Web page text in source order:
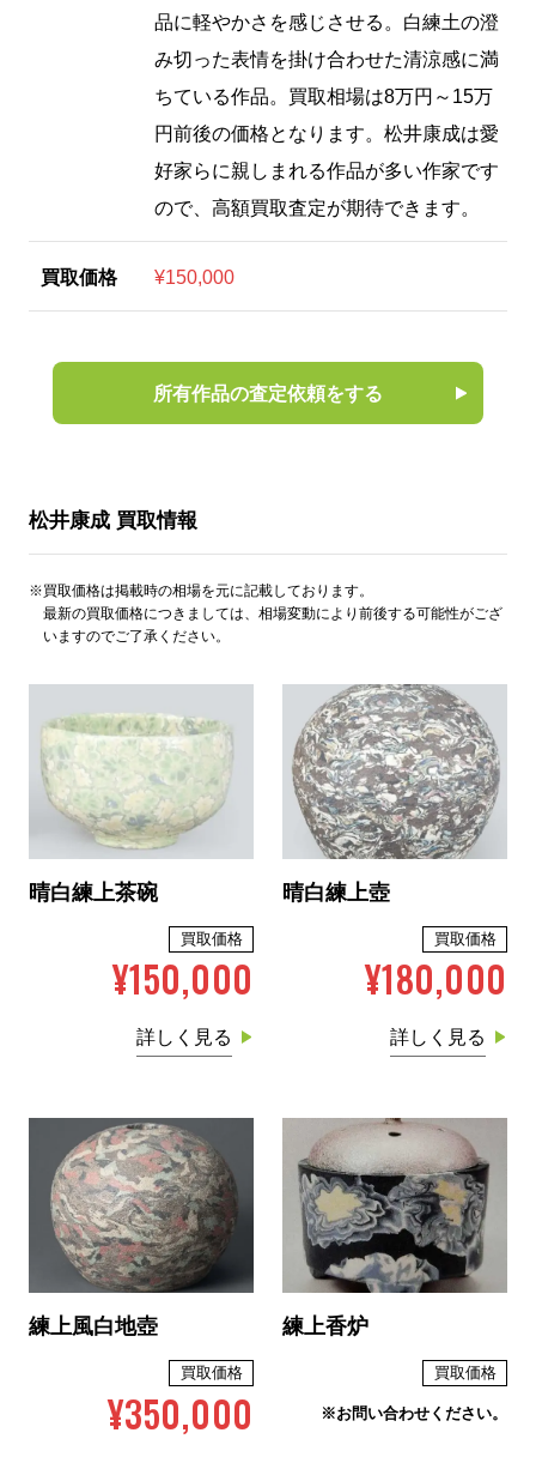
品に軽やかさを感じさせる。白練土の澄
み切った表情を掛け合わせた清涼感に満
ちている作品。買取相場は8万円～15万
円前後の価格となります。松井康成は愛
好家らに親しまれる作品が多い作家です
ので、高額買取査定が期待できます。
買取価格 ¥150,000
所有作品の査定依頼をする
松井康成 買取情報
※買取価格は掲載時の相場を元に記載しております。
最新の買取価格につきましては、相場変動により前後する可能性がござ
いますのでご了承ください。
晴白練上茶碗
買取価格
¥150,000
詳しく見る
晴白練上壺
買取価格
¥180,000
詳しく見る
練上風白地壺
買取価格
¥350,000
練上香炉
買取価格
※お問い合わせください。